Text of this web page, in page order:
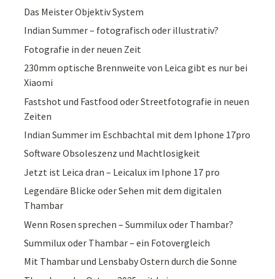
Das Meister Objektiv System
Indian Summer – fotografisch oder illustrativ?
Fotografie in der neuen Zeit
230mm optische Brennweite von Leica gibt es nur bei
Xiaomi
Fastshot und Fastfood oder Streetfotografie in neuen
Zeiten
Indian Summer im Eschbachtal mit dem Iphone 17pro
Software Obsoleszenz und Machtlosigkeit
Jetzt ist Leica dran – Leicalux im Iphone 17 pro
Legendäre Blicke oder Sehen mit dem digitalen
Thambar
Wenn Rosen sprechen – Summilux oder Thambar?
Summilux oder Thambar – ein Fotovergleich
Mit Thambar und Lensbaby Ostern durch die Sonne